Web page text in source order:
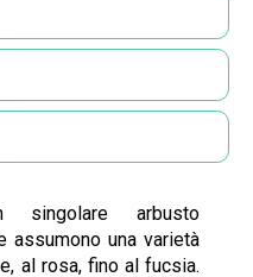
arbusto
assumono una varietà
al rosa, fino al fucsia.